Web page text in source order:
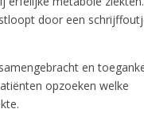
door een
en
opzoeken welke